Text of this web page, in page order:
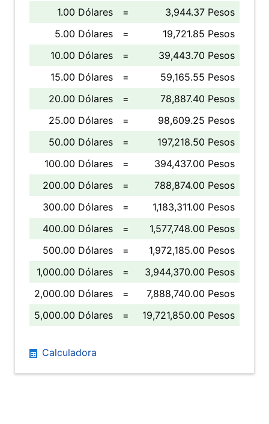
1.00 Dólares =
3,944.37 Pesos
5.00 Dólares
=
19,721.85 Pesos
10.00 Dólares
=
39,443.70 Pesos
15.00 Dólares
=
59,165.55 Pesos
20.00 Dólares
=
78,887.40 Pesos
25.00 Dólares
=
98,609.25 Pesos
50.00 Dólares
=
197,218.50 Pesos
100.00 Dólares
=
394,437.00 Pesos
200.00 Dólares
=
788,874.00 Pesos
300.00 Dólares
=
1,183,311.00 Pesos
400.00 Dólares
=
1,577,748.00 Pesos
500.00 Dólares
=
1,972,185.00 Pesos
1,000.00 Dólares
=
3,944,370.00 Pesos
2,000.00 Dólares
=
7,888,740.00 Pesos
5,000.00 Dólares
= 19,721,850.00 Pesos
Calculadora